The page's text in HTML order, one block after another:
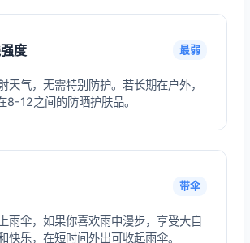
度 最弱
天气，无需特别防护。若长期在户外，
8-12之间的防晒护肤品。
带伞
雨伞，如果你喜欢雨中漫步，享受大自
快乐，在短时间外出可收起雨伞。